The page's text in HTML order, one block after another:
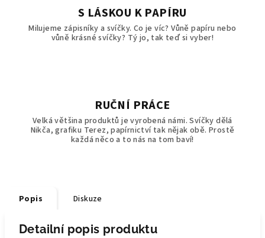
S LÁSKOU K PAPÍRU
Milujeme zápisníky a svíčky. Co je víc? Vůně papíru nebo
vůně krásné svíčky? Tý jo, tak teď si vyber!
RUČNÍ PRÁCE
Velká většina produktů je vyrobená námi. Svíčky dělá
Nikča, grafiku Terez, papírnictví tak nějak obě. Prostě
každá něco a to nás na tom baví!
Popis Diskuze
Detailní popis produktu